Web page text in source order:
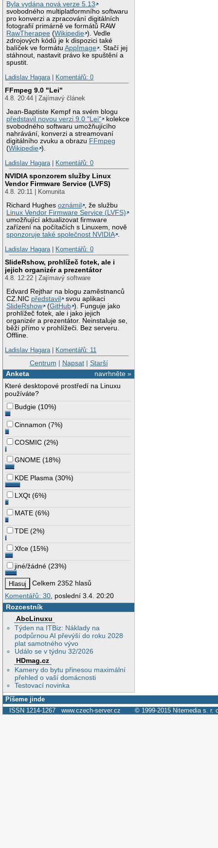
Byla vydána nová verze 5.13
svobodného multiplatformního softwaru
pro konverzi a zpracování digitálních
fotografií primárně ve formátů RAW
RawTherapee (Wikipedie ). Vedle
zdrojových kódů je k dispozici také
balíček ve formátuAppImage . Stačí jej
stáhnout, nastavit právo ke spuštění a
spustit.
Ladislav Hagara| Komentářů: 0
FFmpeg 9.0 "Lei"
4.8. 20:44 | Zajímavý článek
Jean-Baptiste Kempf na svém blogu
představil novou verzi 9.0 "Lei"
kolekce
svobodného softwaru umožňujícího
nahrávání, konverzi a streamovaní
digitálního zvuku a obrazu FFmpeg
(Wikipedie ).
Ladislav Hagara| Komentářů: 0
NVIDIA sponzorem služby Linux
Vendor Firmware Service (LVFS)
4.8. 20:11 | Komunita
Richard Hughesoznámil
, že službu
Linux Vendor Firmware Service (LVFS)
umožňující aktualizovat firmware
zařízení na počítačích s Linuxem, nově
sponzoruje také společnost NVIDIA .
Ladislav Hagara| Komentářů: 0
SlideRshow, prohlížeč fotek, ale i
jejich organizér a prezentátor
4.8. 12:22 | Zajímavý software
Edvard Rejthar na blogu zaměstnanců
CZ.NIC představil
svou aplikaci
SlideRshow
(GitHub ). Funguje jako
prohlížeč fotek, ale i jako jejich
organizér a prezentátor. Neinstaluje se,
běží přímo v prohlížeči. Bez serveru.
Offline.
Ladislav Hagara| Komentářů: 11
Centrum | Napsat| Starší
navrhněte »
Anketa
Které desktopové prostředí na Linuxu
používáte?
Budgie (10%)
Cinnamon (7%)
COSMIC (2%)
GNOME (18%)
KDE Plasma (30%)
LXQt (6%)
MATE (6%)
TDE (2%)
Xfce (15%)
jiné/žádné (23%)
Celkem 2352 hlasů
Komentářů: 30 , poslední 3.4. 20:20
Rozcestník
AbcLinuxu
Týden na ITBiz: Náklady na
podpůrnou AI převýší do roku 2028
plat samotného vývo
Událo se v týdnu 32/2026
HDmag.cz
Kamery do bytu přinesou maximální
přehled o vaší domácnosti
Testovací novinka
Píšeme jinde
ISSN 1214-1267 www.czech-server.cz © 1999-2015 Nitemedia s. r.